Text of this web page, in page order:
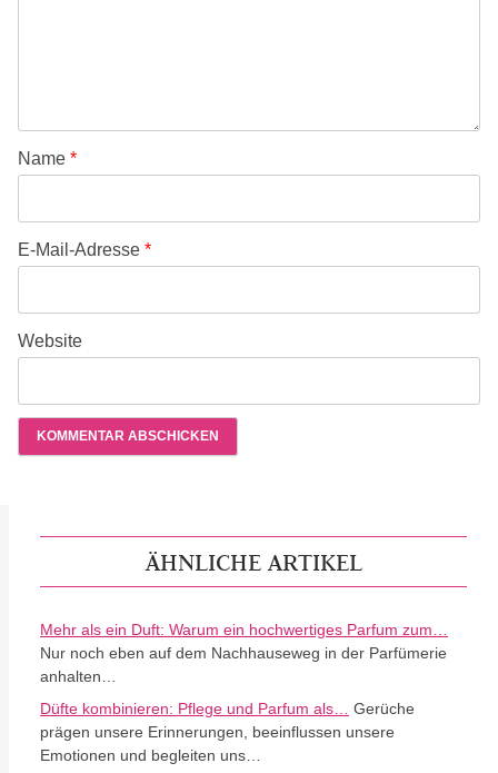
Name *
E-Mail-Adresse *
Website
ÄHNLICHE ARTIKEL
Mehr als ein Duft: Warum ein hochwertiges Parfum zum…
Nur noch eben auf dem Nachhauseweg in der Parfümerie
anhalten…
Düfte kombinieren: Pflege und Parfum als… Gerüche
prägen unsere Erinnerungen, beeinflussen unsere
Emotionen und begleiten uns…